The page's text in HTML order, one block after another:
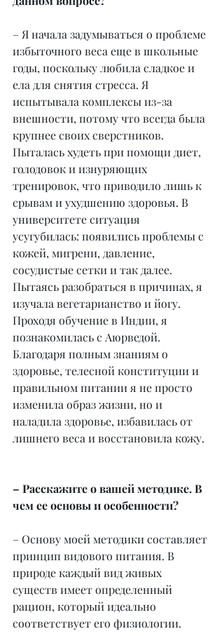
– Я начала задумываться о проблеме
избыточного веса еще в школьные
годы, поскольку любила сладкое и
ела для снятия стресса. Я
испытывала комплексы из-за
внешности, потому что всегда была
крупнее своих сверстников.
Пыталась худеть при помощи диет,
голодовок и изнуряющих
тренировок, что приводило лишь к
срывам и ухудшению здоровья. В
университете ситуация
усугубилась: появились проблемы с
кожей, мигрени, давление,
сосудистые сетки и так далее.
Пытаясь разобраться в причинах, я
изучала вегетарианство и йогу.
Проходя обучение в Индии, я
познакомилась с Аюрведой.
Благодаря полным знаниям о
здоровье, телесной конституции и
правильном питании я не просто
изменила образ жизни, но и
наладила здоровье, избавилась от
лишнего веса и восстановила кожу.
– Расскажите о вашей методике. В
чем ее основы и особенности?
– Основу моей методики составляет
принцип видового питания. В
природе каждый вид живых
существ имеет определенный
рацион, который идеально
соответствует его физиологии.